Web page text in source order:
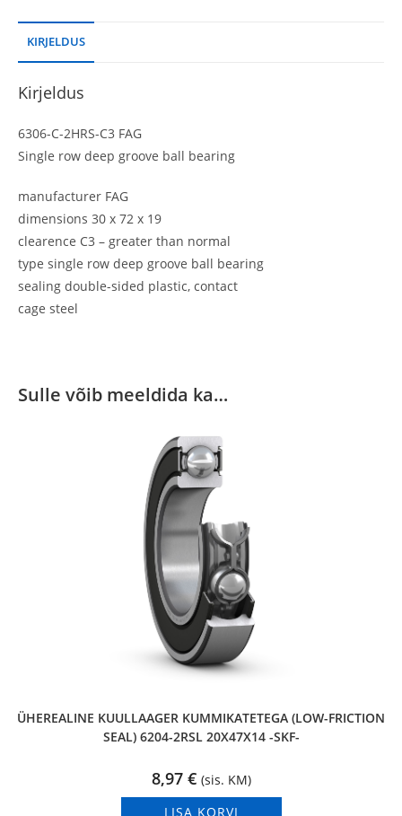
KIRJELDUS
Kirjeldus
6306-C-2HRS-C3 FAG
Single row deep groove ball bearing
manufacturer FAG
dimensions 30 x 72 x 19
clearence C3 – greater than normal
type single row deep groove ball bearing
sealing double-sided plastic, contact
cage steel
Sulle võib meeldida ka…
ÜHEREALINE KUULLAAGER KUMMIKATETEGA (LOW-FRICTION
SEAL) 6204-2RSL 20X47X14 -SKF-
8,97 € (sis. KM)
LISA KORVI